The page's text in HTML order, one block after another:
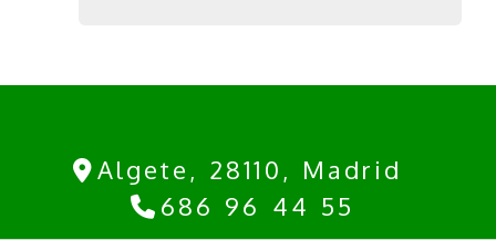
Algete, 28110, Madrid
686 96 44 55